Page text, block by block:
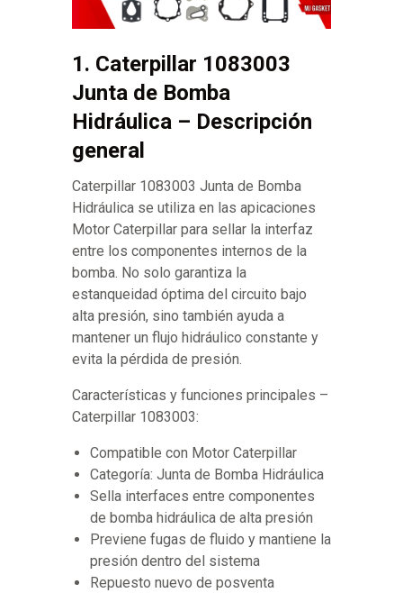
1. Caterpillar 1083003
Junta de Bomba
Hidráulica – Descripción
general
Caterpillar 1083003 Junta de Bomba
Hidráulica se utiliza en las apicaciones
Motor Caterpillar para sellar la interfaz
entre los componentes internos de la
bomba. No solo garantiza la
estanqueidad óptima del circuito bajo
alta presión, sino también ayuda a
mantener un flujo hidráulico constante y
evita la pérdida de presión.
Características y funciones principales –
Caterpillar 1083003:
Compatible con Motor Caterpillar
Categoría: Junta de Bomba Hidráulica
Sella interfaces entre componentes
de bomba hidráulica de alta presión
Previene fugas de fluido y mantiene la
presión dentro del sistema
Repuesto nuevo de posventa